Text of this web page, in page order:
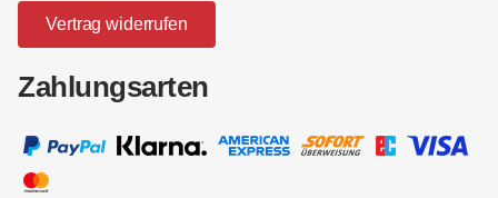
Vertrag widerrufen
Zahlungsarten